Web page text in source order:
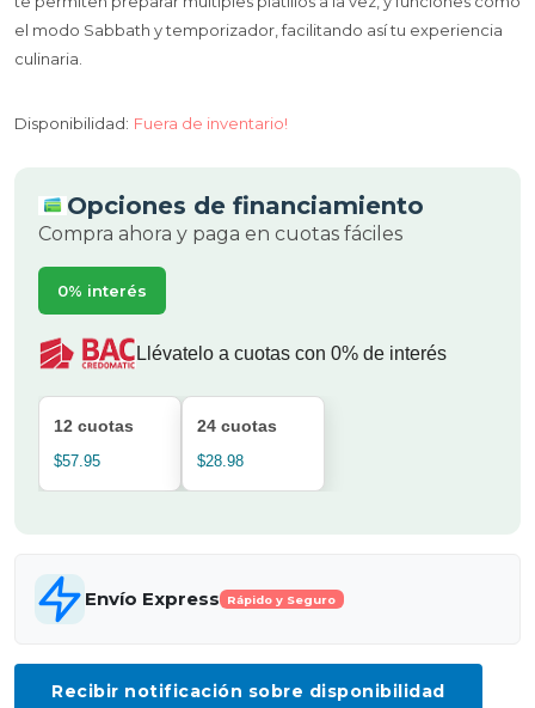
el modo Sabbath y temporizador, facilitando así tu experiencia
culinaria.
Disponibilidad: Fuera de inventario!
Opciones de financiamiento
Compra ahora y paga en cuotas fáciles
0% interés
Llévatelo a cuotas con 0% de interés
12 cuotas
$57.95
24 cuotas
$28.98
Envío Express Rápido y Seguro
Recibir notificación sobre disponibilidad